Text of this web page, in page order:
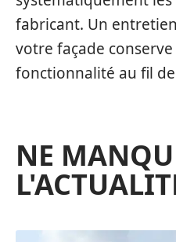
fabricant. Un
votre façade
fonctionnalité au fil
NE